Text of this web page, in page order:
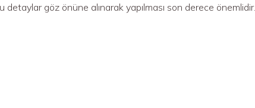
detaylar göz önüne alınarak yapılması son derece önemlidir.